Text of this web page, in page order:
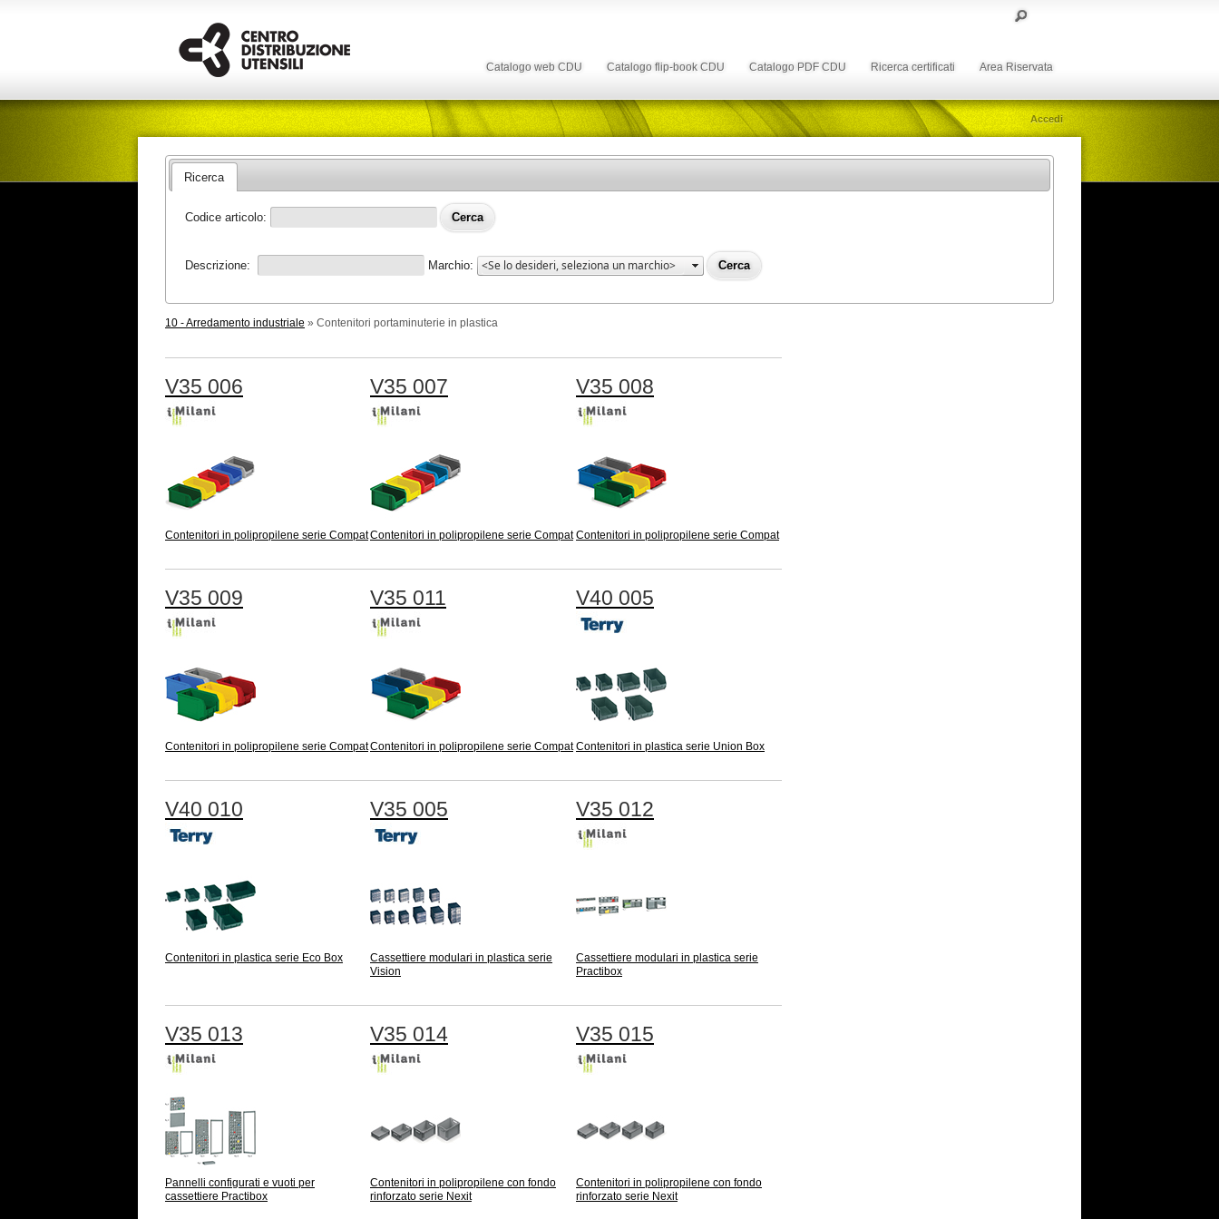
Catalogo web CDU Catalogo flip-book CDU Catalogo PDF CDU Ricerca certificati Area Riservata
Accedi
Ricerca
Codice articolo:
Descrizione: Marchio:
10 - Arredamento industriale » Contenitori portaminuterie in plastica
V35 006
Contenitori in polipropilene serie Compat
V35 007
Contenitori in polipropilene serie Compat
V35 008
Contenitori in polipropilene serie Compat
V35 009
Contenitori in polipropilene serie Compat
V35 011
Contenitori in polipropilene serie Compat
V40 005
Contenitori in plastica serie Union Box
V40 010
Contenitori in plastica serie Eco Box
V35 005
Cassettiere modulari in plastica serie
Vision
V35 012
Cassettiere modulari in plastica serie
Practibox
V35 013
Pannelli configurati e vuoti per
cassettiere Practibox
V35 014
Contenitori in polipropilene con fondo
rinforzato serie Nexit
V35 015
Contenitori in polipropilene con fondo
rinforzato serie Nexit